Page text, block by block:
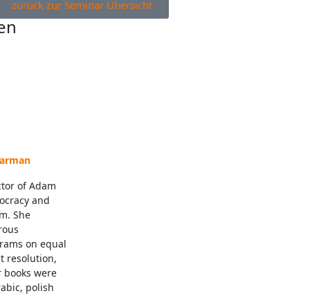
zurück zur Seminar Übersicht
of Adam
and
She
on equal
resolution,
books were
polish